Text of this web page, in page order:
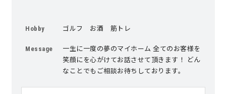
Hobby ゴルフ お酒 筋トレ
Message
一生に一度の夢のマイホーム 全てのお客様を
笑顔にを心がけてお話させて頂きます！ どん
なことでもご相談お待ちしております。